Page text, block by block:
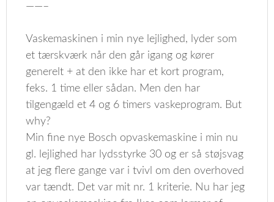
——–
Vaskemaskinen i min nye lejlighed, lyder som
et tærskværk når den går igang og kører
generelt + at den ikke har et kort program,
feks. 1 time eller sådan. Men den har
tilgengæld et 4 og 6 timers vaskeprogram. But
why?
Min fine nye Bosch opvaskemaskine i min nu
gl. lejlighed har lydsstyrke 30 og er så støjsvag
at jeg flere gange var i tvivl om den overhoved
var tændt. Det var mit nr. 1 kriterie. Nu har jeg